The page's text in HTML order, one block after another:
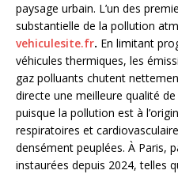
paysage urbain. L’un des
substantielle de la pollution
vehiculesite.fr. En limitant
véhicules thermiques, les
gaz polluants chutent
directe une meilleure qualité
puisque la pollution est à
respiratoires et
densément peuplées. À Paris,
instaurées depuis 2024, telles